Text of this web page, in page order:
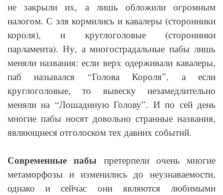
не закрыли их, а лишь обложили огромным
налогом. С эля кормились и кавалеры (сторонники
короля), и круглоголовые (сторонники
парламента). Ну, а многострадальные пабы лишь
меняли названия: если верх одерживали кавалеры,
паб назывался “Голова Короля”, а если
круглоголовые, то вывеску незамедлительно
меняли на “Лошадиную Голову”. И по сей день
многие пабы носят довольно странные названия,
являющиеся отголоском тех давних событий.
Современные пабы претерпели очень многие
метаморфозы и изменились до неузнаваемости,
однако и сейчас они являются любимыми